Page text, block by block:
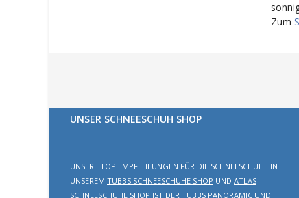
Zum
UNSER SCHNEESCHUH SHOP
UNSERE TOP EMPFEHLUNGEN FÜR DIE SCHNEESCHUHE IN
UNSEREM TUBBS SCHNEESCHUHE SHOP UND ATLAS
SCHNEESCHUHE SHOP IST DER TUBBS PANORAMIC UND